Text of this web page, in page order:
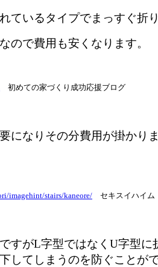
ているタイプでまっすぐ折
ので費用も安くなります。
初めての家づくり成功応援ブログ
になりその分費用が掛かり
imagehint/stairs/kaneore/ セキスイハイム
すがL字型ではなくU字型
してしまうのを防ぐことがで